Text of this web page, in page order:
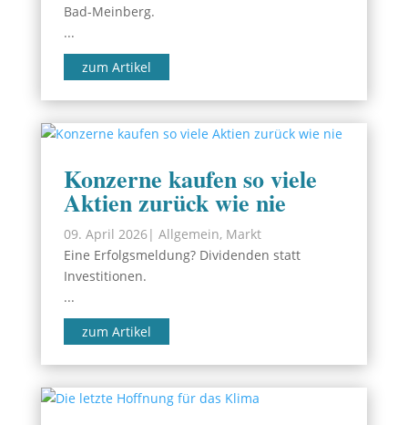
Bad-Meinberg.
...
zum Artikel
Konzerne kaufen so viele
Aktien zurück wie nie
09. April 2026| Allgemein, Markt
Eine Erfolgsmeldung? Dividenden statt
Investitionen.
...
zum Artikel